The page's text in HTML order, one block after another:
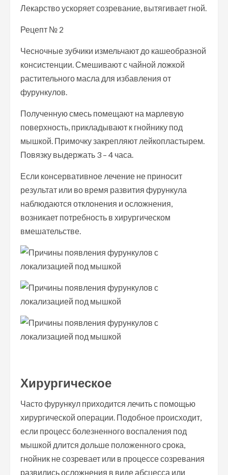
Лекарство ускоряет созревание, вытягивает гной.
Рецепт № 2
Чесночные зубчики измельчают до кашеобразной
консистенции. Смешивают с чайной ложкой
растительного масла для избавления от
фурункулов.
Полученную смесь помещают на марлевую
поверхность, прикладывают к гнойнику под
мышкой. Примочку закрепляют лейкопластырем.
Повязку выдержать 3 – 4 часа.
Если консервативное лечение не приносит
результат или во время развития фурункула
наблюдаются отклонения и осложнения,
возникает потребность в хирургическом
вмешательстве.
Хирургическое
Часто фурункул приходится лечить с помощью
хирургической операции. Подобное происходит,
если процесс болезненного воспаления под
мышкой длится дольше положенного срока,
гнойник не созревает или в процессе созревания
развились осложнения в виде абсцесса или